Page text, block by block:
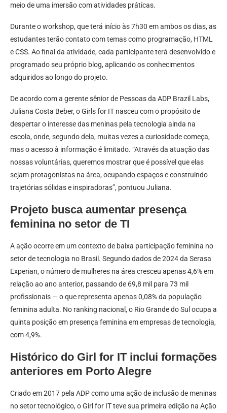
meio de uma imersão com atividades práticas.
Durante o workshop, que terá início às 7h30 em ambos os dias, as
estudantes terão contato com temas como programação, HTML
e CSS. Ao final da atividade, cada participante terá desenvolvido e
programado seu próprio blog, aplicando os conhecimentos
adquiridos ao longo do projeto.
De acordo com a gerente sênior de Pessoas da ADP Brazil Labs,
Juliana Costa Beber, o Girls for IT nasceu com o propósito de
despertar o interesse das meninas pela tecnologia ainda na
escola, onde, segundo dela, muitas vezes a curiosidade começa,
mas o acesso à informação é limitado. “Através da atuação das
nossas voluntárias, queremos mostrar que é possível que elas
sejam protagonistas na área, ocupando espaços e construindo
trajetórias sólidas e inspiradoras”, pontuou Juliana.
Projeto busca aumentar presença
feminina no setor de TI
A ação ocorre em um contexto de baixa participação feminina no
setor de tecnologia no Brasil. Segundo dados de 2024 da Serasa
Experian, o número de mulheres na área cresceu apenas 4,6% em
relação ao ano anterior, passando de 69,8 mil para 73 mil
profissionais — o que representa apenas 0,08% da população
feminina adulta. No ranking nacional, o Rio Grande do Sul ocupa a
quinta posição em presença feminina em empresas de tecnologia,
com 4,9%.
Histórico do Girl for IT inclui formações
anteriores em Porto Alegre
Criado em 2017 pela ADP como uma ação de inclusão de meninas
no setor tecnológico, o Girl for IT teve sua primeira edição na Ação